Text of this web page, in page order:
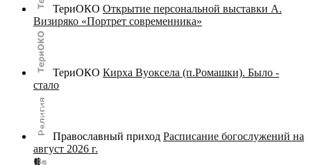
ТериОКО Открытие персональной выставки А.
Визиряко «Портрет современника»
ТериОКО Кирха Вуоксела (п.Ромашки). Было -
стало
Православный приход Расписание богослужений на
август 2026 г.